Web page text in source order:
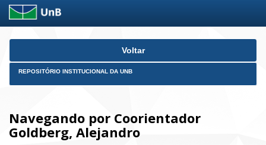
Skip
Voltar
REPOSITÓRIO INSTITUCIONAL DA UNB
Navegando por Coorientador
Goldberg, Alejandro